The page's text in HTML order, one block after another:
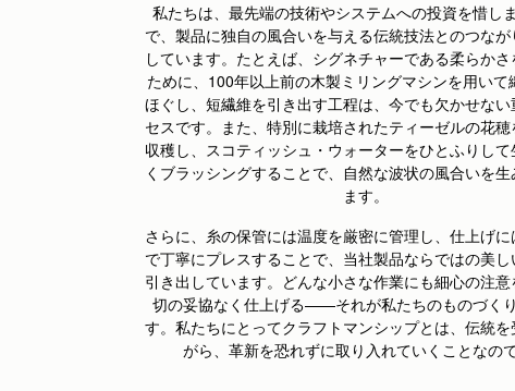
私たちは、最先端の技術やシステムへの投資を惜し
で、製品に独自の風合いを与える伝統技法とのつな
しています。たとえば、シグネチャーである柔らか
ために、100年以上前の木製ミリングマシンを用いて
ほぐし、短繊維を引き出す工程は、今でも欠かせない
セスです。また、特別に栽培されたティーゼルの花
収穫し、スコティッシュ・ウォーターをひとふりして
くブラッシングすることで、自然な波状の風合いを
ます。
さらに、糸の保管には温度を厳密に管理し、仕上げ
で丁寧にプレスすることで、当社製品ならではの美
引き出しています。どんな小さな作業にも細心の注
切の妥協なく仕上げる——それが私たちのものづく
す。私たちにとってクラフトマンシップとは、伝統
がら、革新を恐れずに取り入れていくことなので